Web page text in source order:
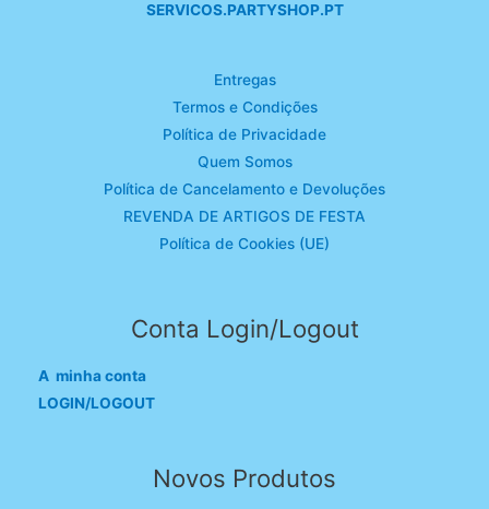
SERVICOS.PARTYSHOP.PT
Entregas
Termos e Condições
Política de Privacidade
Quem Somos
Política de Cancelamento e Devoluções
REVENDA DE ARTIGOS DE FESTA
Política de Cookies (UE)
Conta Login/Logout
A minha conta
LOGIN/LOGOUT
Novos Produtos